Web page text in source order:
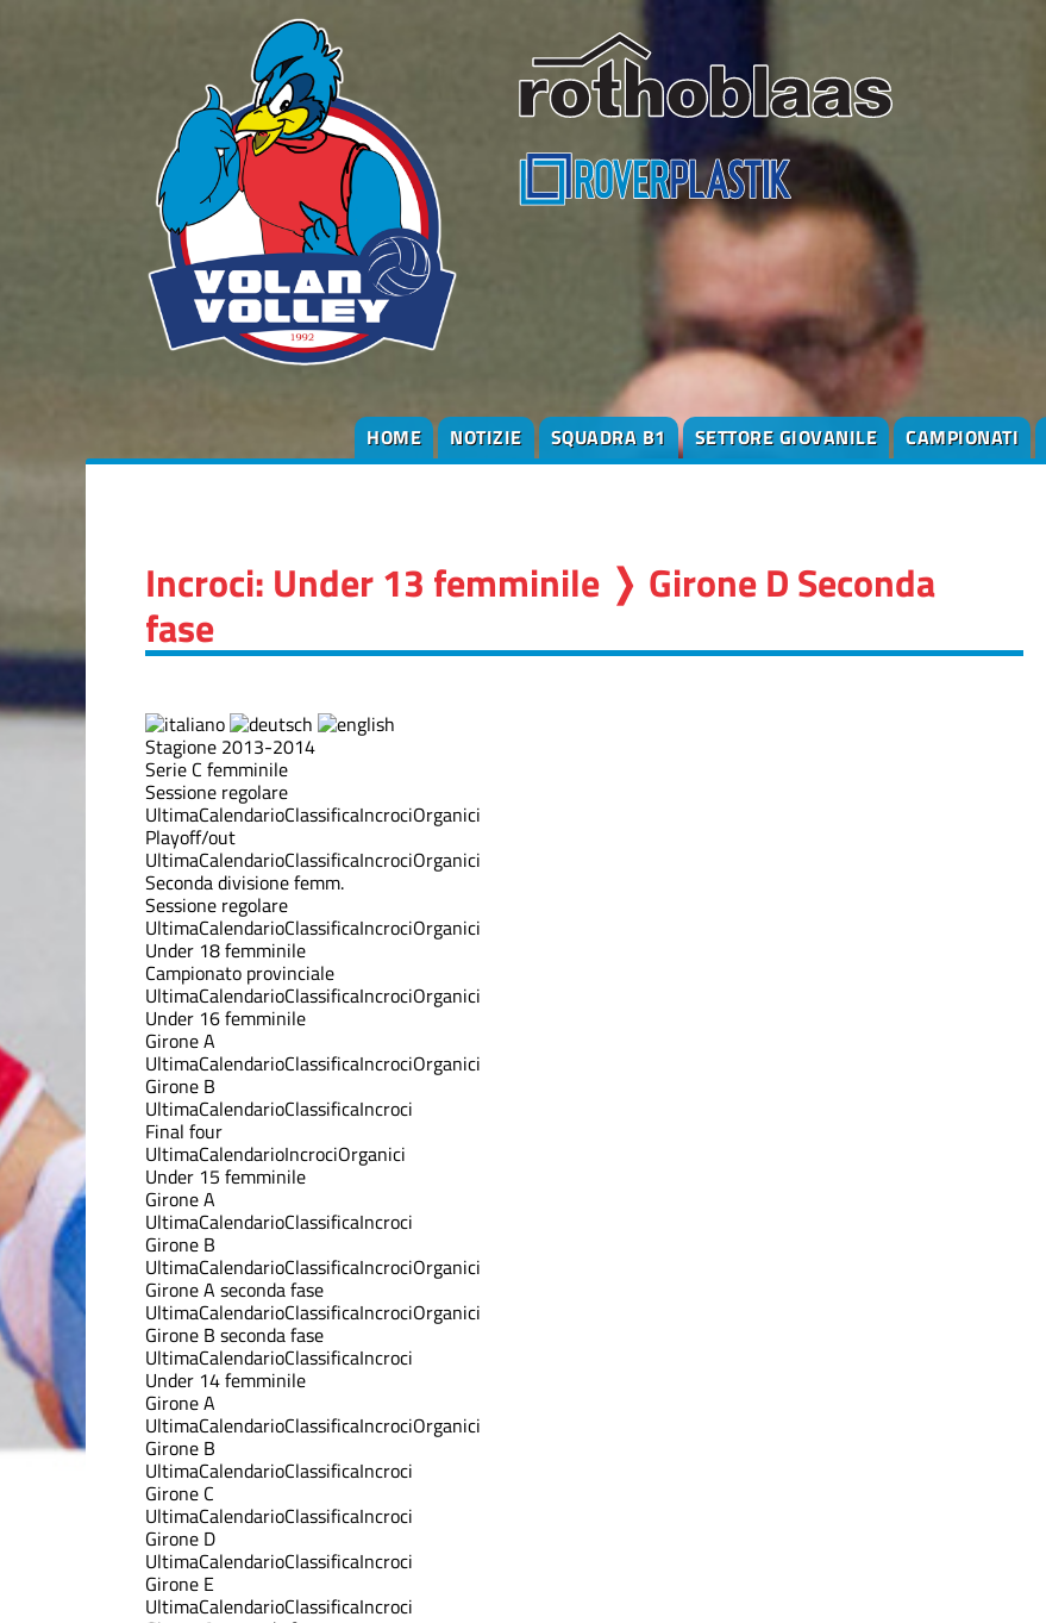
HOME NOTIZIE SQUADRA B1 SETTORE GIOVANILE CAMPIONATI
Incroci: Under 13 femminile ❭ Girone D Seconda
fase
Stagione 2013-2014
Serie C femminile
Sessione regolare
UltimaCalendarioClassificaIncrociOrganici
Playoff/out
UltimaCalendarioClassificaIncrociOrganici
Seconda divisione femm.
Sessione regolare
UltimaCalendarioClassificaIncrociOrganici
Under 18 femminile
Campionato provinciale
UltimaCalendarioClassificaIncrociOrganici
Under 16 femminile
Girone A
UltimaCalendarioClassificaIncrociOrganici
Girone B
UltimaCalendarioClassificaIncroci
Final four
UltimaCalendarioIncrociOrganici
Under 15 femminile
Girone A
UltimaCalendarioClassificaIncroci
Girone B
UltimaCalendarioClassificaIncrociOrganici
Girone A seconda fase
UltimaCalendarioClassificaIncrociOrganici
Girone B seconda fase
UltimaCalendarioClassificaIncroci
Under 14 femminile
Girone A
UltimaCalendarioClassificaIncrociOrganici
Girone B
UltimaCalendarioClassificaIncroci
Girone C
UltimaCalendarioClassificaIncroci
Girone D
UltimaCalendarioClassificaIncroci
Girone E
UltimaCalendarioClassificaIncroci